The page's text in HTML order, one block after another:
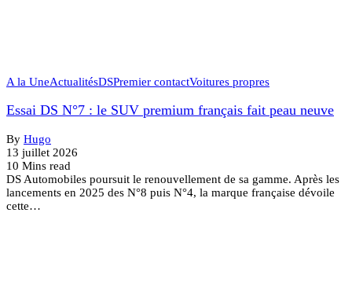
A la UneActualitésDSPremier contactVoitures propres
Essai DS N°7 : le SUV premium français fait peau neuve
By Hugo
13 juillet 2026
10 Mins read
DS Automobiles poursuit le renouvellement de sa gamme. Après les
lancements en 2025 des N°8 puis N°4, la marque française dévoile
cette…